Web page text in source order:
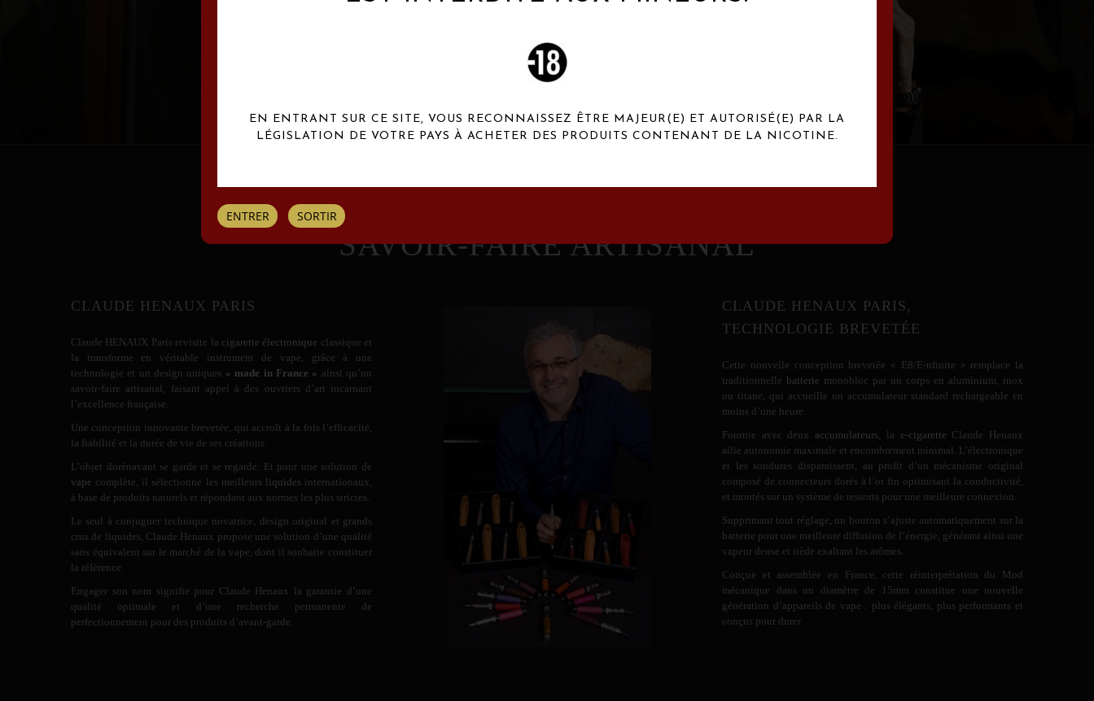
SAVOIR-FAIRE ARTISANAL
CLAUDE HENAUX PARIS
Claude HENAUX Paris revisite la cigarette électronique classique et
la transforme en véritable instrument de vape, grâce à une
technologie et un design uniques « made in France » ainsi qu’un
savoir-faire artisanal, faisant appel à des ouvriers d’art incarnant
l’excellence française.
Une conception innovante brevetée, qui accroît à la fois l’efficacité,
la fiabilité et la durée de vie de ses créations.
L’objet dorénavant se garde et se regarde. Et pour une solution de
vape complète, il sélectionne les meilleurs liquidesinternationaux,
à base de produits naturels et répondant aux normes les plus strictes.
Le seul à conjuguer technique novatrice, design original et grands
crus de liquides, Claude Henaux propose une solution d’une qualité
sans équivalent sur le marché de la vape, dont il souhaite constituer
la référence.
Engager son nom signifie pour Claude Henaux la garantie d’une
qualité optimale et d’une recherche permanente de
perfectionnement pour des produits d’avant-garde.
CLAUDE HENAUX PARIS,
TECHNOLOGIE BREVETÉE
Cette nouvelle conception brevetée « E8/E-nfinite » remplace la
traditionnelle batterie monobloc par un corps en aluminium, inox
ou titane, qui accueille un accumulateur standard rechargeable en
moins d’une heure.
Fournie avec deux accumulateurs , la e-cigarette Claude Henaux
allie autonomie maximale et encombrement minimal. L’électronique
et les soudures disparaissent, au profit d’un mécanisme original
composé de connecteurs dorés à l’or fin optimisant la conductivité,
et montés sur un système de ressorts pour une meilleure connexion.
Supprimant tout réglage, un bouton s’ajuste automatiquement sur la
batterie pour une meilleure diffusion de l’énergie, générant ainsi une
vapeur dense et tiède exaltant les arômes.
Conçue et assemblée en France, cette réinterprétation du Mod
mécanique dans un diamètre de 15mm constitue une nouvelle
génération d’appareils de vape : plus élégants, plus performants et
conçus pour durer.
EN ENTRANT SUR CE SITE, VOUS RECONNAISSEZ ÊTRE MAJEUR(E) ET AUTORISÉ(E) PAR LA
LÉGISLATION DE VOTRE PAYS À ACHETER DES PRODUITS CONTENANT DE LA NICOTINE.
ENTRER SORTIR